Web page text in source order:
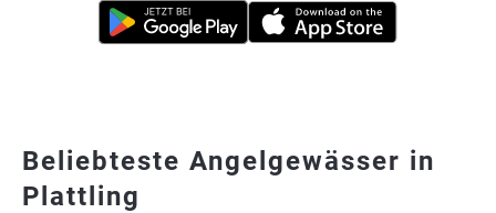
Beliebteste Angelgewässer in
Plattling